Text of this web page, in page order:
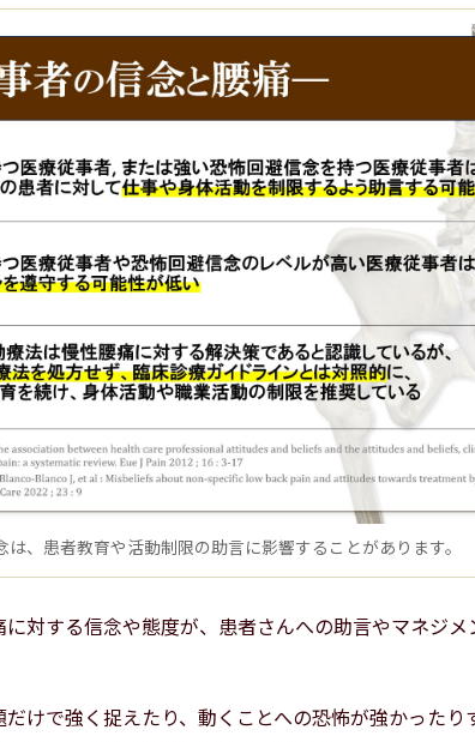
、患者教育や活動制限の助言に影響することがあります。
対する信念や態度が、患者さんへの助言やマネジ
けで強く捉えたり、動くことへの恐怖が強かったり